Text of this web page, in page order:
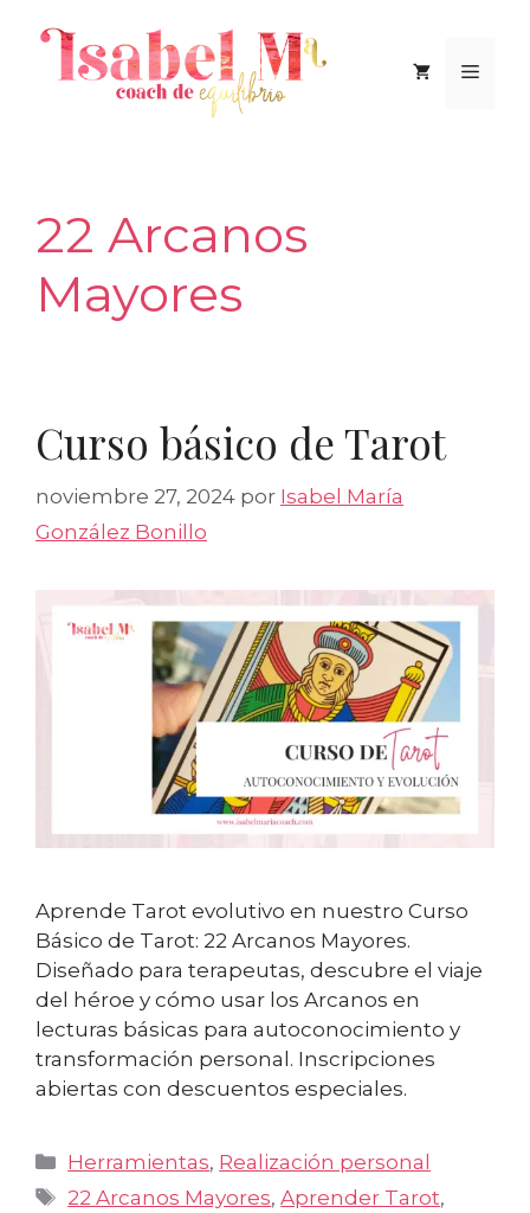
contenido
Menú
22 Arcanos
Mayores
Curso básico de Tarot
noviembre 27, 2024 por Isabel María
González Bonillo
Aprende Tarot evolutivo en nuestro Curso
Básico de Tarot: 22 Arcanos Mayores.
Diseñado para terapeutas, descubre el viaje
del héroe y cómo usar los Arcanos en
lecturas básicas para autoconocimiento y
transformación personal. Inscripciones
abiertas con descuentos especiales.
Categorías
Herramientas, Realización personal
Etiquetas
22 Arcanos Mayores,Aprender Tarot,